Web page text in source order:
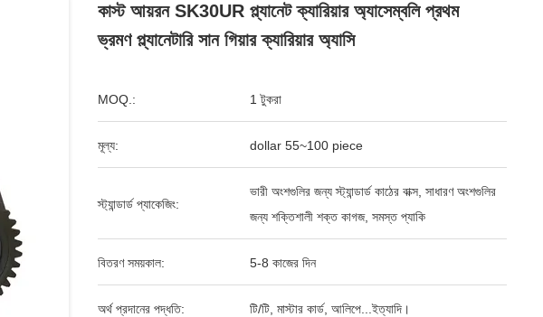
কাস্ট আয়রন SK30UR প্ল্যানেট ক্যারিয়ার অ্যাসেম্বলি প্রথম
ভ্রমণ প্ল্যানেটারি সান গিয়ার ক্যারিয়ার অ্যাসি
MOQ.: 1 টুকরা
মূল্য: dollar 55~100 piece
স্ট্যান্ডার্ড প্যাকেজিং:
ভারী অংশগুলির জন্য স্ট্যান্ডার্ড কাঠের বাক্স, সাধারণ অংশগুলির
জন্য শক্তিশালী শক্ত কাগজ, সমস্ত প্যাকি
বিতরণ সময়কাল: 5-8 কাজের দিন
অর্থ প্রদানের পদ্ধতি: টি/টি, মাস্টার কার্ড, আলিপে...ইত্যাদি।